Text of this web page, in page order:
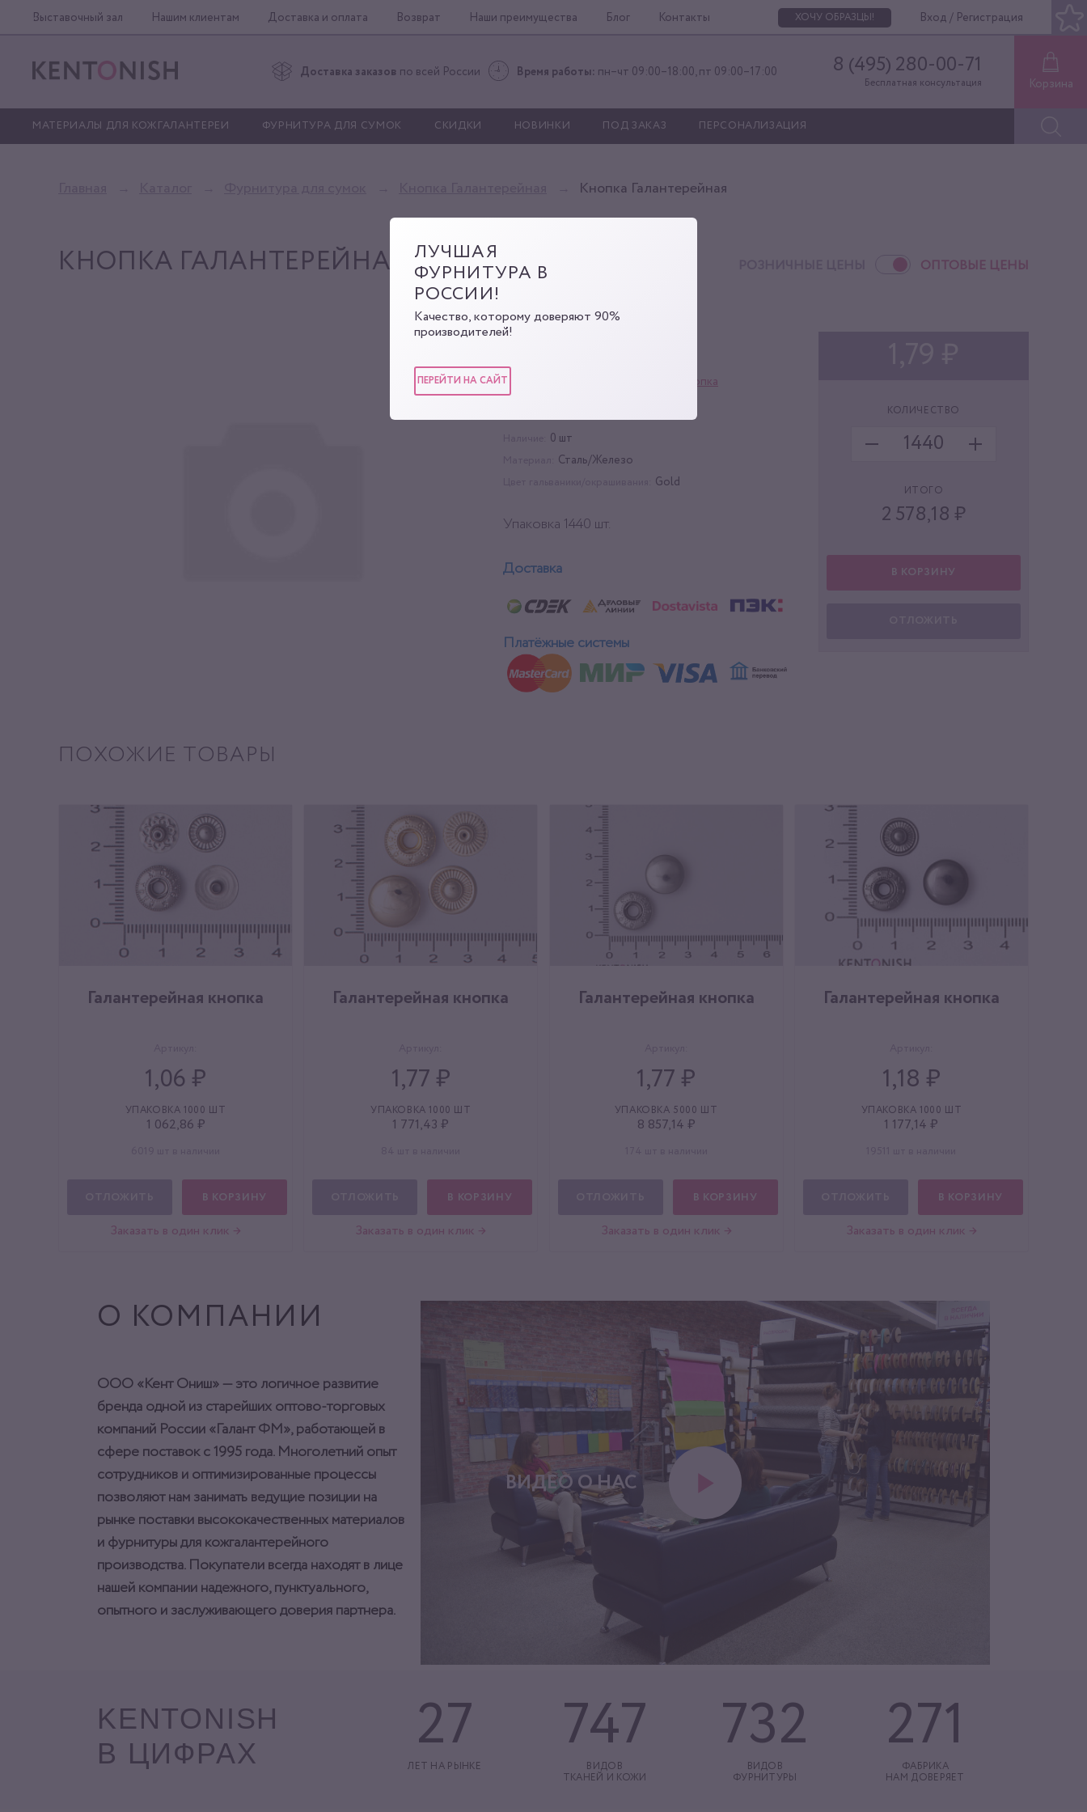
Выставочный зал Нашим клиентам Доставка и оплата Возврат Наши преимущества Блог Контакты ХОЧУ ОБРАЗЦЫ! Вход / Регистрация
Доставка заказов по всей России Время работы: пн–чт 09:00–18:00, пт 09:00–17:00 8 (495) 280-00-71
Бесплатная консультация Корзина
МАТЕРИАЛЫ ДЛЯ КОЖГАЛАНТЕРЕИ ФУРНИТУРА ДЛЯ СУМОК СКИДКИ НОВИНКИ ПОД ЗАКАЗ ПЕРСОНАЛИЗАЦИЯ
Кнопка Галантерейная
КНОПКА ГАЛАНТЕРЕЙНАЯ
Артикул:
Категории:
Кнопка
0 шт
Сталь/Железо
Gold
Упаковка 1440 шт.
Доставка
Платёжные системы
ОПТОВЫЕ ЦЕНЫ
КОЛИЧЕСТВО
ИТОГО
2 578,18 ₽
В КОРЗИНУ
ПОХОЖИЕ ТОВАРЫ
Галантерейная кнопка
1,06 ₽
УПАКОВКА 1000 ШТ
1 062,86 ₽
В КОРЗИНУ
Заказать в один клик →
Галантерейная кнопка
1,77 ₽
УПАКОВКА 1000 ШТ
1 771,43 ₽
В КОРЗИНУ
Заказать в один клик →
Галантерейная кнопка
1,77 ₽
УПАКОВКА 5000 ШТ
8 857,14 ₽
В КОРЗИНУ
Заказать в один клик →
Галантерейная кнопка
1,18 ₽
УПАКОВКА 1000 ШТ
1 177,14 ₽
В КОРЗИНУ
Заказать в один клик →
О КОМПАНИИ
ООО «Кент Ониш» — это логичное развитие
бренда одной из старейших оптово-торговых
компаний России «Галант ФМ», работающей в
сфере поставок с 1995 года. Многолетний опыт
сотрудников и оптимизированные процессы
позволяют нам занимать ведущие позиции на
рынке поставки высококачественных материалов
и фурнитуры для кожгалантерейного
производства. Покупатели всегда находят в лице
нашей компании надежного, пунктуального,
опытного и заслуживающего доверия партнера.
ВИДЕО О НАС
KENTONISH
В ЦИФРАХ
27
ЛЕТ НА РЫНКЕ
747
ВИДОВ
ТКАНЕЙ И КОЖИ
732
ВИДОВ
ФУРНИТУРЫ
271
ФАБРИКА
НАМ ДОВЕРЯЕТ
ЛУЧШАЯ
ФУРНИТУРА В
РОССИИ!
Качество, которому доверяют 90%
производителей!
ПЕРЕЙТИ НА САЙТ